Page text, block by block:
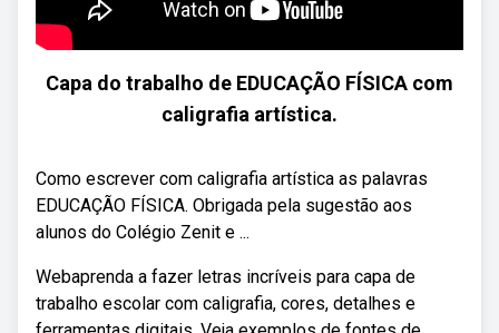
Capa do trabalho de EDUCAÇÃO FÍSICA com
caligrafia artística.
Como escrever com caligrafia artística as palavras
EDUCAÇÃO FÍSICA. Obrigada pela sugestão aos
alunos do Colégio Zenit e ...
Webaprenda a fazer letras incríveis para capa de
trabalho escolar com caligrafia, cores, detalhes e